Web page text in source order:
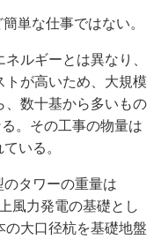
単な仕事ではない。
ルギーとは異なり、
が高いため、大規模
、数十基から多いもの
。その工事の物量は
いる。
タワーの重量は
風力発電の基礎とし
大口径杭を基礎地盤